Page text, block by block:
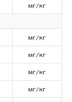
мг/кг
мг/кг
мг/кг
мг/кг
мг/кг